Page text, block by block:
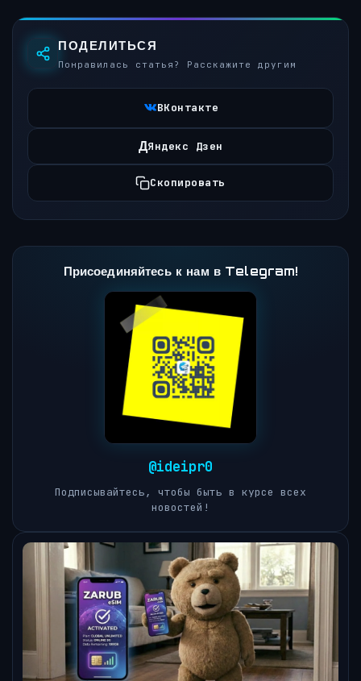
ПОДЕЛИТЬСЯ
Понравилась статья? Расскажите другим
ВКонтакте
ДЯндекс Дзен
Скопировать
Присоединяйтесь к нам в Telegram!
@ideipr0
Подписывайтесь, чтобы быть в курсе всех
новостей!